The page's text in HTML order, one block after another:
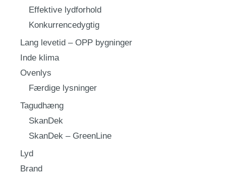
Effektive lydforhold
Konkurrencedygtig
Lang levetid – OPP bygninger
Inde klima
Ovenlys
Færdige lysninger
Tagudhæng
SkanDek
SkanDek – GreenLine
Lyd
Brand